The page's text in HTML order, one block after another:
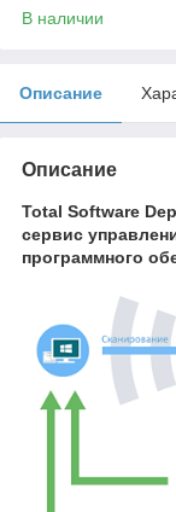
В наличии
Описание
Описание
Total Software
сервис
программного